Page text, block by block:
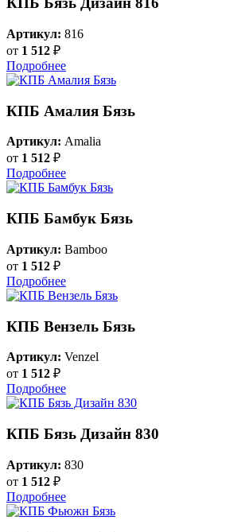
Артикул: 816
от 1 512 ₽
Подробнее
КПБ Амалия Бязь
Артикул: Amalia
от 1 512 ₽
Подробнее
КПБ Бамбук Бязь
Артикул: Bamboo
от 1 512 ₽
Подробнее
КПБ Вензель Бязь
Артикул: Venzel
от 1 512 ₽
Подробнее
КПБ Бязь Дизайн 830
Артикул: 830
от 1 512 ₽
Подробнее